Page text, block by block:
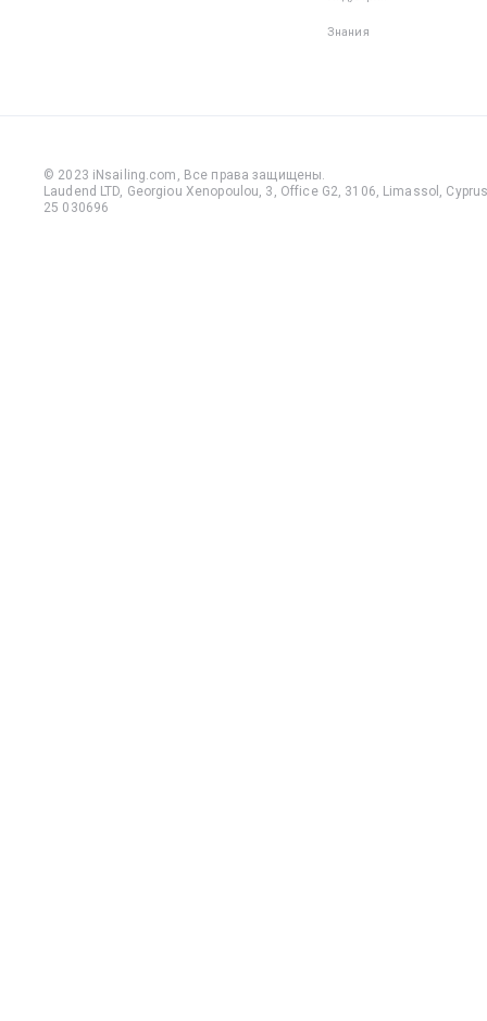
Знания
© 2023 iNsailing.com, Все права защищены.
Laudend LTD, Georgiou Xenopoulou, 3, Office G2, 3106, Limassol,
25 030696